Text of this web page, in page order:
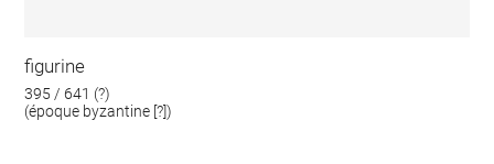
figurine
395 / 641 (?)
(époque byzantine [?])